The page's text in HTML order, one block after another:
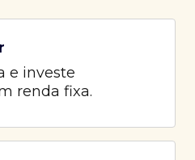
e investe
renda fixa.